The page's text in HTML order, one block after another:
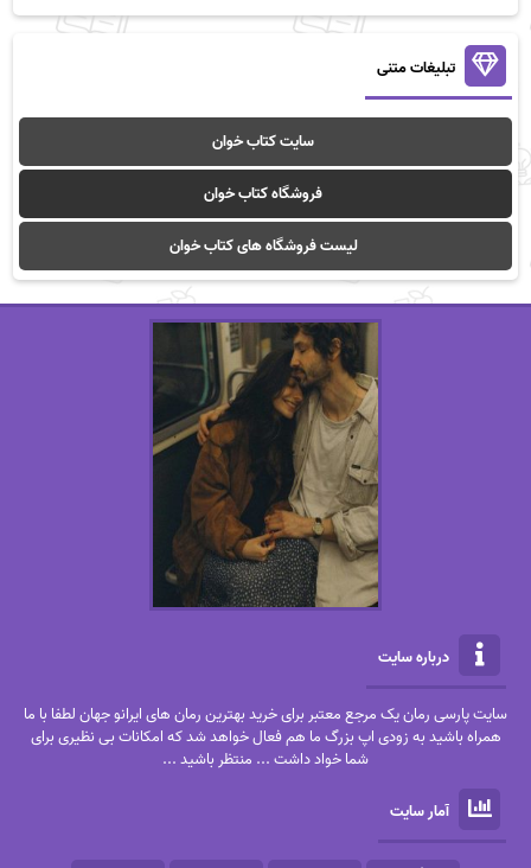
تبلیغات متنی
سایت کتاب خوان
فروشگاه کتاب خوان
لیست فروشگاه های کتاب خوان
درباره سایت
سایت پارسی رمان یک مرجع معتبر برای خرید بهترین رمان های ایرانو جهان لطفا با ما
همراه باشید به زودی اپ بزرگ ما هم فعال خواهد شد که امکانات بی نظیری برای
شما خواد داشت ... منتظر باشید ...
آمار سایت